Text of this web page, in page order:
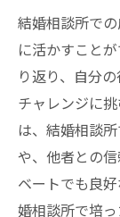
結婚相談所で
に活かすこと
り返り、自分
チャレンジに
は、結婚相談
や、他者との
ベートでも良
婚相談所で培